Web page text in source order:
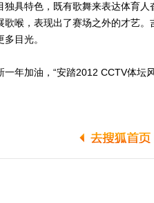
特色，既有歌舞来表达体育人
歌喉，表现出了赛场之外的才艺
目光。
加油，“安踏2012 CCTV体坛